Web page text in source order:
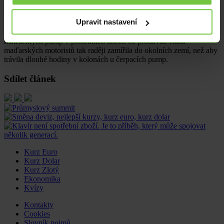
Upravit nastavení
akceptovat nižší maďarské ceny. MOL byl tak nucen odčerpávat
rafinerie ve městě Százhalombatta u Budapešti je již řadu měsíců v
rekonstrukci a nevyužívá tak celou svou kapacitu, neměla čtvrtina
maďarských pump v posledních dnech co prodávat. Řada
maďarských motoristů tak raději zamířila do okolních zemí, než aby
trávila dlouhé hodiny v kolonách u čerpacích pump.
Sdílet článek
Kurz Euro
Kurz Dolar
Kurz Zlotý
Ekonomika
Kvízy
Kontakty
Cookies